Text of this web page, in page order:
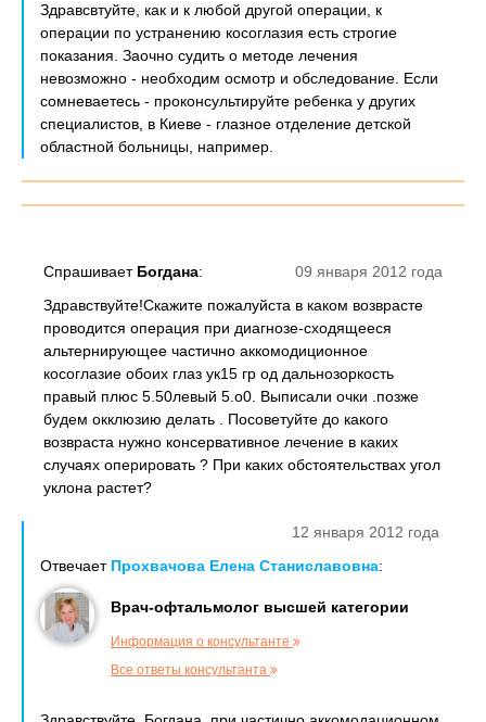
Здравсвтуйте, как и к любой другой операции, к
операции по устранению косоглазия есть строгие
показания. Заочно судить о методе лечения
невозможно - необходим осмотр и обследование. Если
сомневаетесь - проконсультируйте ребенка у других
специалистов, в Киеве - глазное отделение детской
областной больницы, например.
09 января 2012 года
Спрашивает Богдана:
Здравствуйте!Скажите пожалуйста в каком возврасте
проводится операция при диагнозе-сходящееся
альтернирующее частично аккомодиционное
косоглазие обоих глаз ук15 гр од дальнозоркость
правый плюс 5.50левый 5.о0. Выписали очки .позже
будем окклюзию делать . Посоветуйте до какого
возвраста нужно консервативное лечение в каких
случаях оперировать ? При каких обстоятельствах угол
уклона растет?
12 января 2012 года
Отвечает Прохвачова Елена Станиславовна:
Врач-офтальмолог высшей категории
Информация о консультанте
Все ответы консультанта